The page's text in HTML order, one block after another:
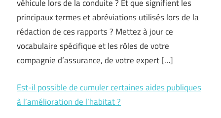
véhicule lors de la conduite ? Et que signifient les
principaux termes et abréviations utilisés lors de la
rédaction de ces rapports ? Mettez à jour ce
vocabulaire spécifique et les rôles de votre
compagnie d’assurance, de votre expert […]
Est-il possible de cumuler certaines aides publiques
à l’amélioration de l’habitat ?